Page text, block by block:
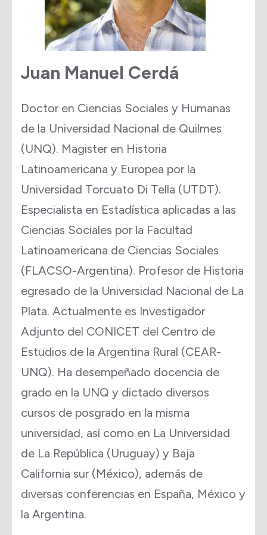
Juan Manuel Cerdá
Doctor en Ciencias Sociales y Humanas
de la Universidad Nacional de Quilmes
(UNQ). Magister en Historia
Latinoamericana y Europea por la
Universidad Torcuato Di Tella (UTDT).
Especialista en Estadística aplicadas a las
Ciencias Sociales por la Facultad
Latinoamericana de Ciencias Sociales
(FLACSO-Argentina). Profesor de Historia
egresado de la Universidad Nacional de La
Plata. Actualmente es Investigador
Adjunto del CONICET del Centro de
Estudios de la Argentina Rural (CEAR-
UNQ). Ha desempeñado docencia de
grado en la UNQ y dictado diversos
cursos de posgrado en la misma
universidad, así como en La Universidad
de La República (Uruguay) y Baja
California sur (México), además de
diversas conferencias en España, México y
la Argentina.